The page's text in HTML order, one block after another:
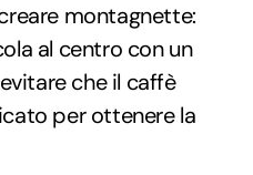
montagnette:
al centro con un
che il caffè
per ottenere la